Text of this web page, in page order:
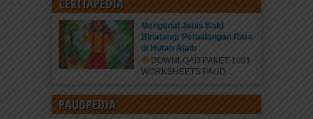
CERITAPEDIA
Mengenal Jenis Kaki
Binatang: Petualangan Rara
di Hutan Ajaib
DOWNLOAD PAKET 1001
WORKSHEETS PAUD...
PAUDPEDIA